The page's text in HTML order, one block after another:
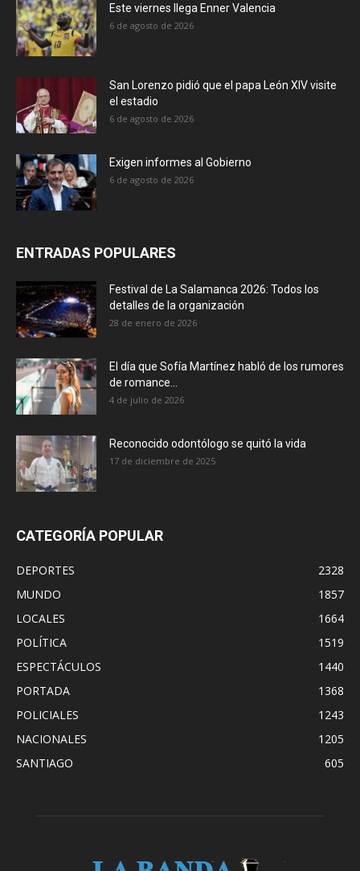
Este viernes llega Enner Valencia
6 de agosto de 2026
San Lorenzo pidió que el papa León XIV visite
el estadio
6 de agosto de 2026
Exigen informes al Gobierno
6 de agosto de 2026
ENTRADAS POPULARES
Festival de La Salamanca 2026: Todos los
detalles de la organización
28 de enero de 2026
El día que Sofía Martínez habló de los rumores
de romance...
4 de julio de 2026
Reconocido odontólogo se quitó la vida
17 de diciembre de 2025
CATEGORÍA POPULAR
DEPORTES
2328
MUNDO
1857
LOCALES
1664
POLÍTICA
1519
ESPECTÁCULOS
1440
PORTADA
1368
POLICIALES
1243
NACIONALES
1205
SANTIAGO
605